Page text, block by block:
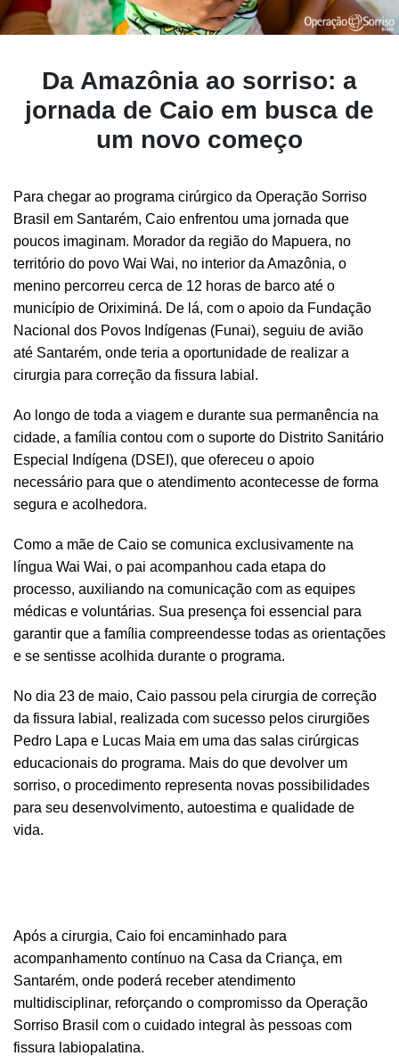
Da Amazônia ao sorriso: a
jornada de Caio em busca de
um novo começo
Para chegar ao programa cirúrgico da Operação Sorriso
Brasil em Santarém, Caio enfrentou uma jornada que
poucos imaginam. Morador da região do Mapuera, no
território do povo Wai Wai, no interior da Amazônia, o
menino percorreu cerca de 12 horas de barco até o
município de Oriximiná. De lá, com o apoio da Fundação
Nacional dos Povos Indígenas (Funai), seguiu de avião
até Santarém, onde teria a oportunidade de realizar a
cirurgia para correção da fissura labial.
Ao longo de toda a viagem e durante sua permanência na
cidade, a família contou com o suporte do Distrito Sanitário
Especial Indígena (DSEI), que ofereceu o apoio
necessário para que o atendimento acontecesse de forma
segura e acolhedora.
Como a mãe de Caio se comunica exclusivamente na
língua Wai Wai, o pai acompanhou cada etapa do
processo, auxiliando na comunicação com as equipes
médicas e voluntárias. Sua presença foi essencial para
garantir que a família compreendesse todas as orientações
e se sentisse acolhida durante o programa.
No dia 23 de maio, Caio passou pela cirurgia de correção
da fissura labial, realizada com sucesso pelos cirurgiões
Pedro Lapa e Lucas Maia em uma das salas cirúrgicas
educacionais do programa. Mais do que devolver um
sorriso, o procedimento representa novas possibilidades
para seu desenvolvimento, autoestima e qualidade de
vida.
Após a cirurgia, Caio foi encaminhado para
acompanhamento contínuo na Casa da Criança, em
Santarém, onde poderá receber atendimento
multidisciplinar, reforçando o compromisso da Operação
Sorriso Brasil com o cuidado integral às pessoas com
fissura labiopalatina.